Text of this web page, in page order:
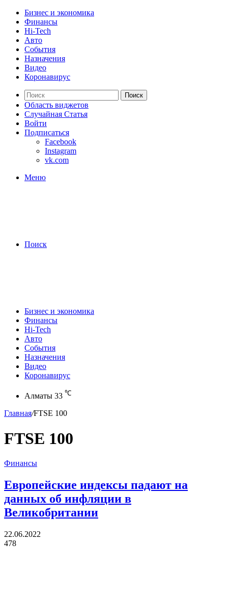
Бизнес и экономика
Финансы
Hi-Tech
Авто
События
Назначения
Видео
Коронавирус
Поиск
Область виджетов
Случайная Статья
Войти
Подписаться
Facebook
Instagram
vk.com
Меню
Поиск
Бизнес и экономика
Финансы
Hi-Tech
Авто
События
Назначения
Видео
Коронавирус
Алматы 33 ℃
Главная/FTSE 100
FTSE 100
Финансы
Европейские индексы падают на
данных об инфляции в
Великобритании
22.06.2022
478